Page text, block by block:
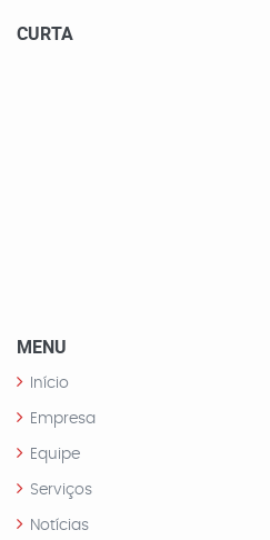
CURTA
MENU
Início
Empresa
Equipe
Serviços
Notícias